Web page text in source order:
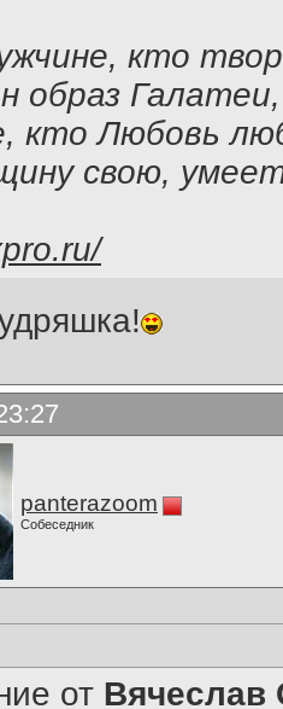
кто
образ Галатеи,
кто Любовь
свою,
panterazoom
Собеседник
от Вячеслав